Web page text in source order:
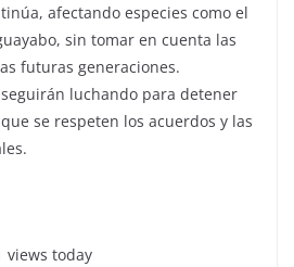
afectando especies como el
sin tomar en cuenta las
futuras generaciones.
luchando para detener
se respeten los acuerdos y las
views today